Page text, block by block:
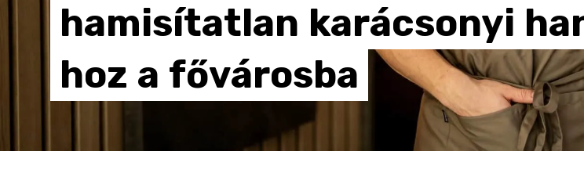
hamisítatlan karácsonyi
hoz a fővárosba